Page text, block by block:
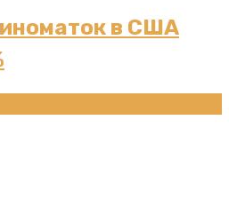
в США